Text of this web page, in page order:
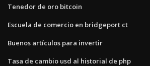
Tenedor de oro bitcoin
Escuela de comercio en bridgeport ct
Buenos artículos para invertir
Tasa de cambio usd al historial de php